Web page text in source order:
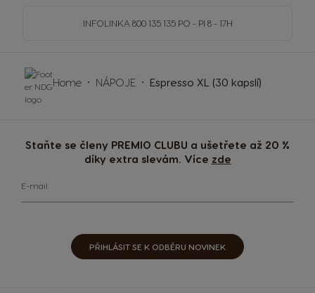
INFOLINKA 800 135 135 PO - PI 8 - 17H
Staňte se členy PREMIO CLUBU a ušetřete až 20 %
díky extra slevám. Více zde
E-mail
PŘIHLÁSIT SE K ODBĚRU NOVINEK
Home NÁPOJE Espresso XL (30 kapslí)